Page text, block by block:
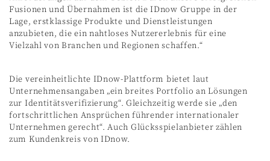
Fusionen und Übernahmen ist die IDnow Gruppe in der
Lage, erstklassige Produkte und Dienstleistungen
anzubieten, die ein nahtloses Nutzererlebnis für eine
Vielzahl von Branchen und Regionen schaffen.“
Die vereinheitlichte IDnow-Plattform bietet laut
Unternehmensangaben „ein breites Portfolio an Lösungen
zur Identitätsverifizierung“. Gleichzeitig werde sie „den
fortschrittlichen Ansprüchen führender internationaler
Unternehmen gerecht“. Auch Glücksspielanbieter zählen
zum Kundenkreis von IDnow.